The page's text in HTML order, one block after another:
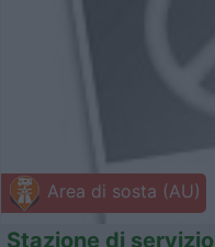
Area di sosta (AU)
Stazione di servizio